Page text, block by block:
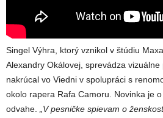
Singel Výhra, ktorý vznikol v štúdiu
Alexandry Okálovej, sprevádza
nakrúcal vo Viedni v spolupráci s
okolo rapera Rafa Camoru. Novinka je
odvahe. „V pesničke spievam o